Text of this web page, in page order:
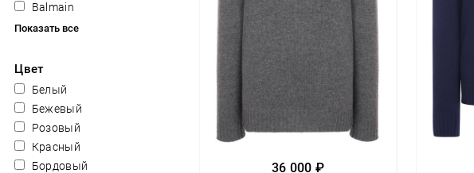
Balmain
Показать все
Цвет
Белый
Бежевый
Розовый
Красный
Бордовый
36 000 ₽